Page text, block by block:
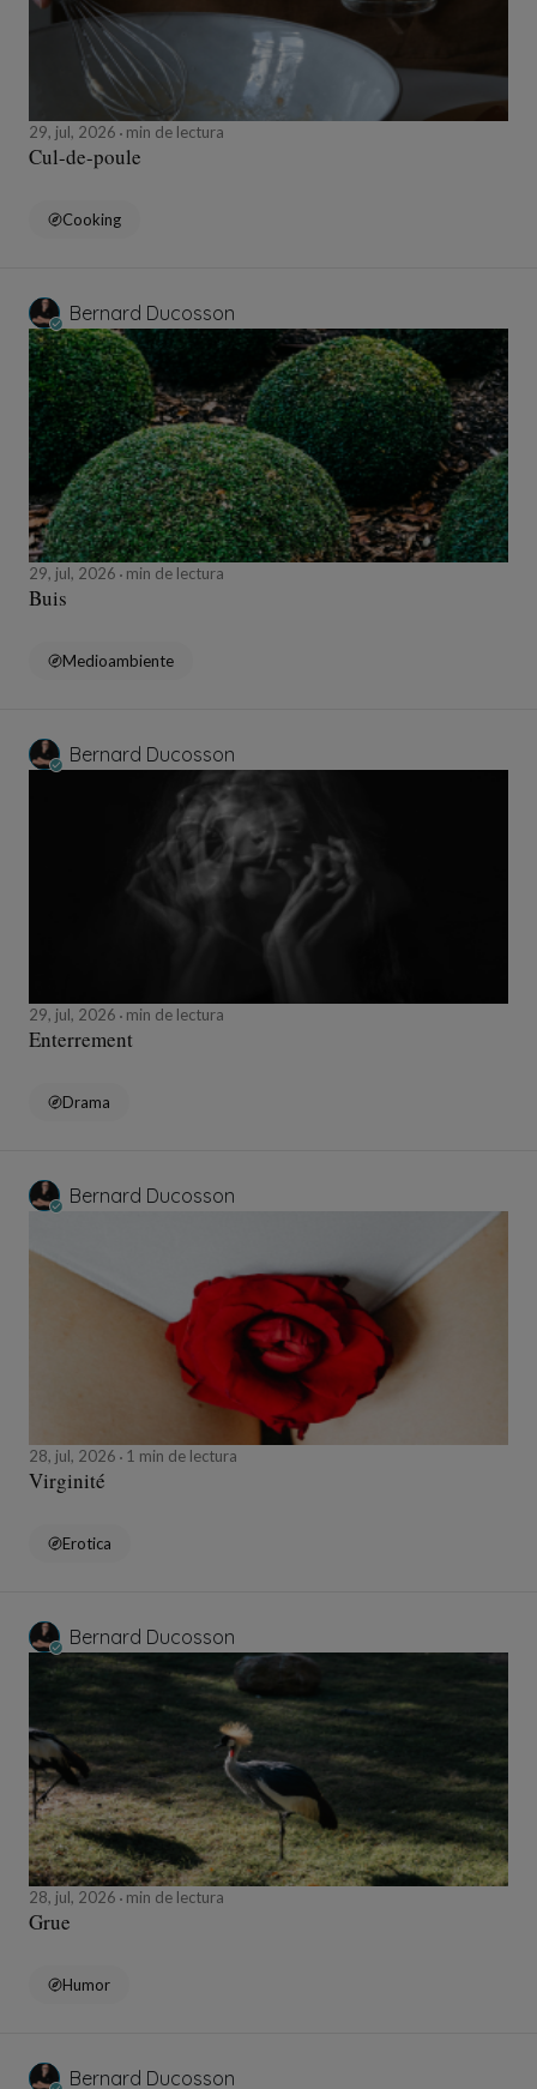
29, jul, 2026 min de lectura
Cul-de-poule
Cooking
Bernard Ducosson
29, jul, 2026 min de lectura
Buis
Medioambiente
Bernard Ducosson
29, jul, 2026 min de lectura
Enterrement
Drama
Bernard Ducosson
28, jul, 2026 1 min de lectura
Virginité
Erotica
Bernard Ducosson
28, jul, 2026 min de lectura
Grue
Humor
Bernard Ducosson